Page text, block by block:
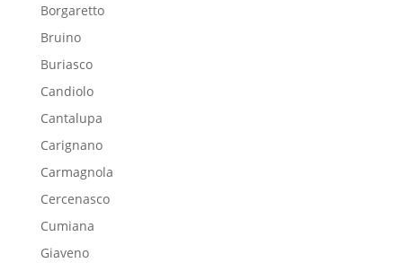
Borgaretto
Bruino
Buriasco
Candiolo
Cantalupa
Carignano
Carmagnola
Cercenasco
Cumiana
Giaveno